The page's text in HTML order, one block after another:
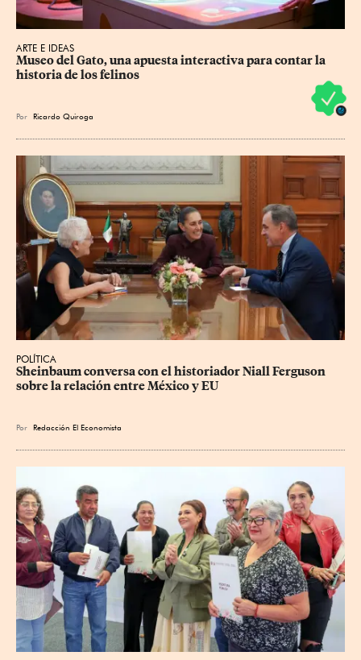
ARTE E IDEAS
Museo del Gato, una apuesta interactiva para contar la
historia de los felinos
Por Ricardo Quiroga
POLÍTICA
Sheinbaum conversa con el historiador Niall Ferguson
sobre la relación entre México y EU
Por Redacción El Economista